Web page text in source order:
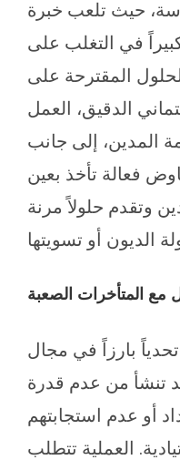
حيث تلعب خبرة
في التغلب على
المقترحة على
الدقيق، العمل
المدين، إلى جانب
فعالة تأخذ بعين
وتقدم حلولاً مرنة
الديون أو تسويتها
مع المتأخرات الصعبة
بارزاً في مجال
تنشأ من عدم قدرة
أو عدم استجابتهم
العملية تتطلب